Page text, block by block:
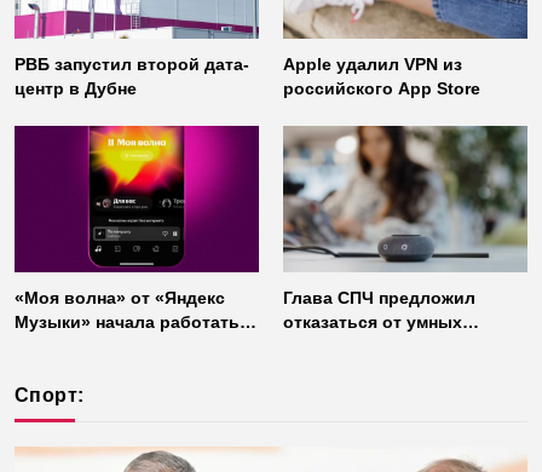
РВБ запустил второй дата-
центр в Дубне
Apple удалил VPN из
российского App Store
«Моя волна» от «Яндекс
Музыки» начала работать
Глава СПЧ предложил
отказаться от умных
Спорт: